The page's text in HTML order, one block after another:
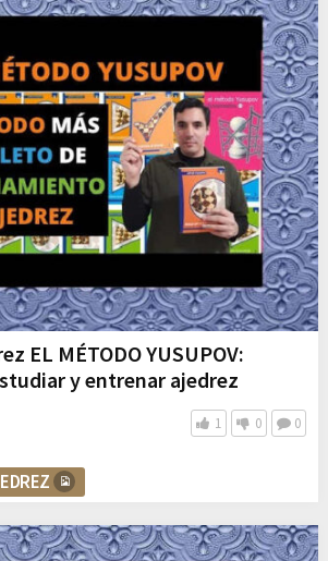
EL MÉTODO YUSUPOV:
y entrenar ajedrez
1 0 0